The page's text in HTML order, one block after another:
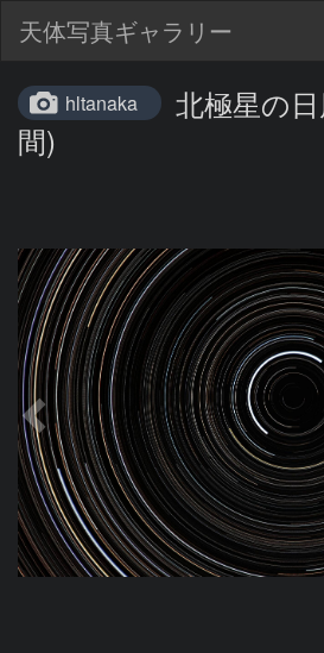
天体写真ギャラリー
hltanaka
北極星の
間)